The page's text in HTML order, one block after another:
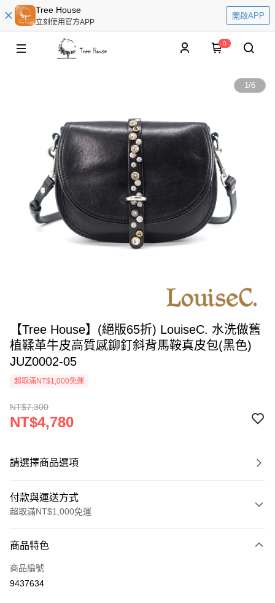
Tree House
立刻使用官方APP
開啟APP
0
1/6
【Tree House】(絕版65折) LouiseC. 水洗做舊
植鞣革牛皮高質感鉚釘斜背馬鞍真皮包(黑色)
JUZ0002-05
超取滿NT$1,000免運
NT$7,300
NT$4,780
請選擇商品選項
付款與運送方式
超取滿NT$1,000免運
信用卡一次付款
信用卡分期付款
商品特色
商品編號
9437634